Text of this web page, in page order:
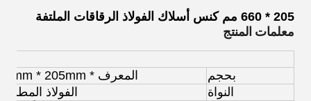
205 * 660 مم كنس أسلاك الفولاذ الرقاقات الملتفة
معلمات المنتج
بحجم
المعرف * OD 660mm * 205mm
النواة
الفولاذ